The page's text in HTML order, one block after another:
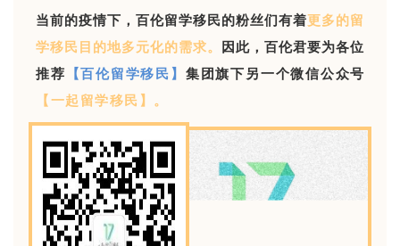
当前的疫情下，百伦留学移民的粉丝们有着更多的留
学移民目的地多元化的需求。 因此 ，百伦君要为各位
推荐 【百伦留学移民】 集团旗下另一个微信公众号
【一起留学移民】。